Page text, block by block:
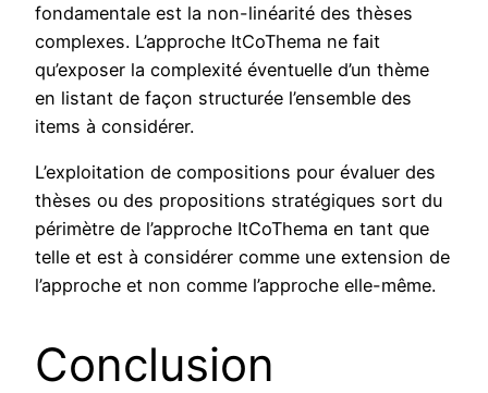
fondamentale est la non-linéarité des thèses
complexes. L’approche ItCoThema ne fait
qu’exposer la complexité éventuelle d’un thème
en listant de façon structurée l’ensemble des
items à considérer.
L’exploitation de compositions pour évaluer des
thèses ou des propositions stratégiques sort du
périmètre de l’approche ItCoThema en tant que
telle et est à considérer comme une extension de
l’approche et non comme l’approche elle-même.
Conclusion